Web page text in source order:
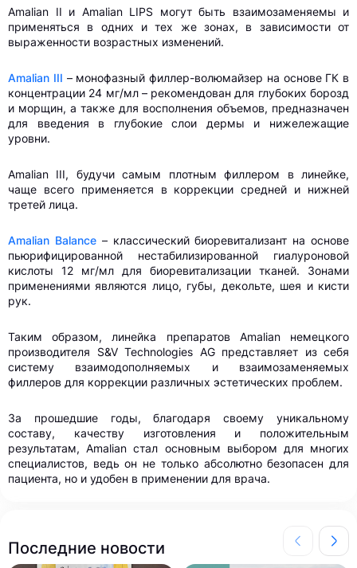
Amalian II и Amalian LIPS могут быть взаимозаменяемы и
применяться в одних и тех же зонах, в зависимости от
выраженности возрастных изменений.
Amalian III – монофазный филлер-волюмайзер на основе ГК в
концентрации 24 мг/мл – рекомендован для глубоких борозд
и морщин, а также для восполнения объемов, предназначен
для введения в глубокие слои дермы и нижележащие
уровни.
Amalian III, будучи самым плотным филлером в линейке,
чаще всего применяется в коррекции средней и нижней
третей лица.
Amalian Balance– классический биоревитализант на основе
пьюрифицированной нестабилизированной гиалуроновой
кислоты 12 мг/мл для биоревитализации тканей. Зонами
применениями являются лицо, губы, декольте, шея и кисти
рук.
Таким образом, линейка препаратов Amalian немецкого
производителя S&V Technologies AG представляет из себя
систему взаимодополняемых и взаимозаменяемых
филлеров для коррекции различных эстетических проблем.
За прошедшие годы, благодаря своему уникальному
составу, качеству изготовления и положительным
результатам, Amalian стал основным выбором для многих
специалистов, ведь он не только абсолютно безопасен для
пациента, но и удобен в применении для врача.
Последние новости